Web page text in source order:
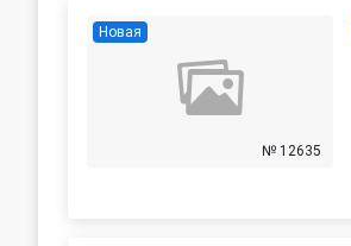
Новая
№ 12635